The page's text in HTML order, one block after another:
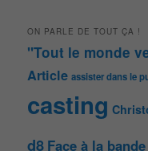
ON PARLE DE TOUT ÇA !
"Tout le monde
Article assister dans le
casting
d8 Face à la bande